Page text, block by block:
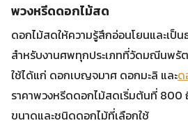
พวงหรีดดอกไม้สด
ดอกไม้สดให้ความรู้สึกอ่อนโยนและเป็
สำหรับงานศพทุกประเภทที่วัดมณีนพรั
ใช้ได้แก่ ดอกเบญจมาศ ดอกมะลิ และด
ราคาพวงหรีดดอกไม้สดเริ่มต้นที่ 800
ขนาดและชนิดดอกไม้ที่เลือกใช้